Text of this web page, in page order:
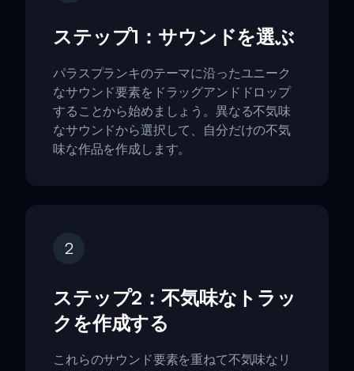
ステップ1：サウンドを選ぶ
パラスプランキのテーマに沿ったユニーク
なサウンド要素をドラッグアンドドロップ
することから始めましょう。異なる不気味
なサウンドから選択して、自分だけの不気
味な作品を作成します。
2
ステップ2：不気味なトラッ
クを作成する
これらのサウンド要素を重ねて不気味なリ